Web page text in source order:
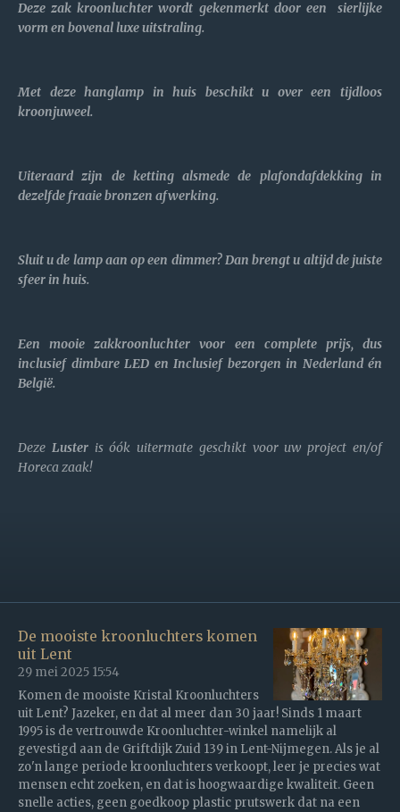
Deze zak kroonluchter wordt gekenmerkt door een sierlijke
vorm en bovenal luxe uitstraling.
Met deze hanglamp in huis beschikt u over een tijdloos
kroonjuweel.
Uiteraard zijn de ketting alsmede de plafondafdekking in
dezelfde fraaie bronzen afwerking.
Sluit u de lamp aan op een dimmer? Dan brengt u altijd de juiste
sfeer in huis.
Een mooie zakkroonluchter voor een complete prijs, dus
inclusief dimbare LED en Inclusief bezorgen in Nederland én
België.
Deze Luster is óók uitermate geschikt voor uw project en/of
Horeca zaak!
De mooiste kroonluchters komen
uit Lent
29 mei 2025 15:54
Komen de mooiste Kristal Kroonluchters
uit Lent? Jazeker, en dat al meer dan 30 jaar! Sinds 1 maart
1995 is de vertrouwde Kroonluchter-winkel namelijk al
gevestigd aan de Griftdijk Zuid 139 in Lent-Nijmegen. Als je al
zo'n lange periode kroonluchters verkoopt, leer je precies wat
mensen echt zoeken, en dat is hoogwaardige kwaliteit. Geen
snelle acties, geen goedkoop plastic prutswerk dat na een